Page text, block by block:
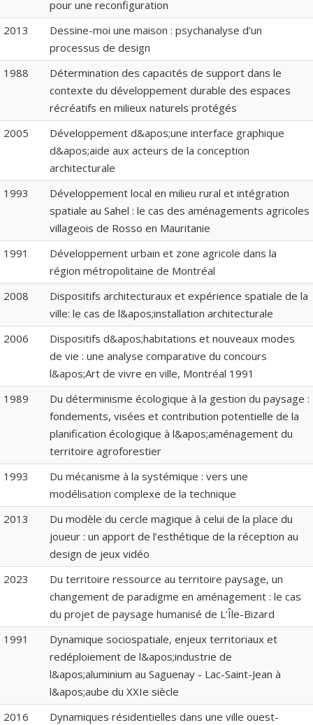
pour une reconfiguration
2013
Dessine-moi une maison : psychanalyse d’un
processus de design
1988
Détermination des capacités de support dans le
contexte du développement durable des espaces
récréatifs en milieux naturels protégés
2005
Développement d&apos;une interface graphique
d&apos;aide aux acteurs de la conception
architecturale
1993
Développement local en milieu rural et intégration
spatiale au Sahel : le cas des aménagements agricoles
villageois de Rosso en Mauritanie
1991
Développement urbain et zone agricole dans la
région métropolitaine de Montréal
2008
Dispositifs architecturaux et expérience spatiale de la
ville: le cas de l&apos;installation architecturale
2006
Dispositifs d&apos;habitations et nouveaux modes
de vie : une analyse comparative du concours
l&apos;Art de vivre en ville, Montréal 1991
1989
Du déterminisme écologique à la gestion du paysage :
fondements, visées et contribution potentielle de la
planification écologique à l&apos;aménagement du
territoire agroforestier
1993
Du mécanisme à la systémique : vers une
modélisation complexe de la technique
2013
Du modèle du cercle magique à celui de la place du
joueur : un apport de l’esthétique de la réception au
design de jeux vidéo
2023
Du territoire ressource au territoire paysage, un
changement de paradigme en aménagement : le cas
du projet de paysage humanisé de L’Île-Bizard
1991
Dynamique sociospatiale, enjeux territoriaux et
redéploiement de l&apos;industrie de
l&apos;aluminium au Saguenay - Lac-Saint-Jean à
l&apos;aube du XXIe siècle
2016
Dynamiques résidentielles dans une ville ouest-